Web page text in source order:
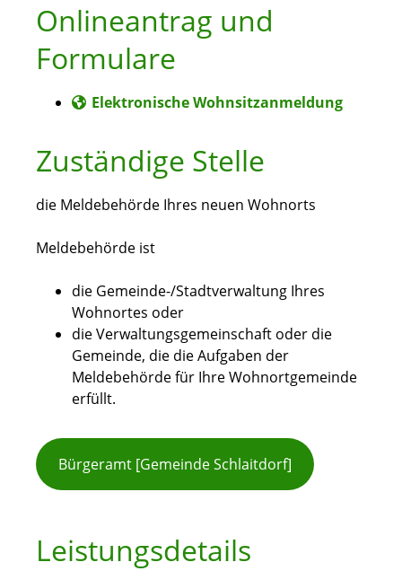
Onlineantrag und
Formulare
Elektronische Wohnsitzanmeldung
Zuständige Stelle
die Meldebehörde Ihres neuen Wohnorts
Meldebehörde ist
die Gemeinde-/Stadtverwaltung Ihres
Wohnortes oder
die Verwaltungsgemeinschaft oder die
Gemeinde, die die Aufgaben der
Meldebehörde für Ihre Wohnortgemeinde
erfüllt.
Bürgeramt [Gemeinde Schlaitdorf]
Leistungsdetails